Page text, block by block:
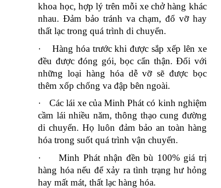
khoa học, hợp lý trên mỗi xe chở hàng khác
nhau. Đảm bảo tránh va chạm, đổ vỡ hay
thất lạc trong quá trình di chuyển.
·
Hàng hóa trước khi được sắp xếp lên xe
đều được đóng gói, bọc cẩn thận. Đối với
những loại hàng hóa dễ vỡ sẽ được bọc
thêm xốp chống va đập bên ngoài.
·
Các lái xe của Minh Phát có kinh nghiệm
cầm lái nhiều năm, thông thạo cung đường
di chuyển. Họ luôn đảm bảo an toàn hàng
hóa trong suốt quá trình vận chuyển.
·
Minh Phát nhận đền bù 100% giá trị
hàng hóa nếu để xảy ra tình trạng hư hỏng
hay mất mát, thất lạc hàng hóa.